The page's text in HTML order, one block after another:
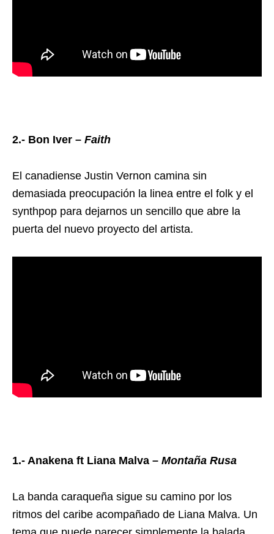
2.- Bon Iver – Faith
El canadiense Justin Vernon camina sin
demasiada preocupación la linea entre el folk y el
synthpop para dejarnos un sencillo que abre la
puerta del nuevo proyecto del artista.
1.- Anakena ft Liana Malva – Montaña Rusa
La banda caraqueña sigue su camino por los
ritmos del caribe acompañado de Liana Malva. Un